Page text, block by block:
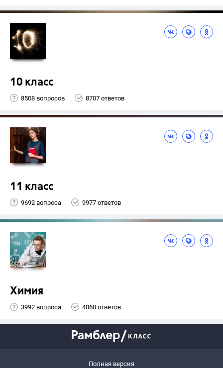
10 класс
8508 вопросов 8707 ответов
11 класс
9692 вопроса 9977 ответов
Химия
3992 вопроса 4060 ответов
Полная версия